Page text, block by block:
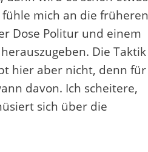
mich an die früheren
Dose Politur und einem
Die Taktik
hier aber nicht, denn für
davon. Ich scheitere,
sich über die